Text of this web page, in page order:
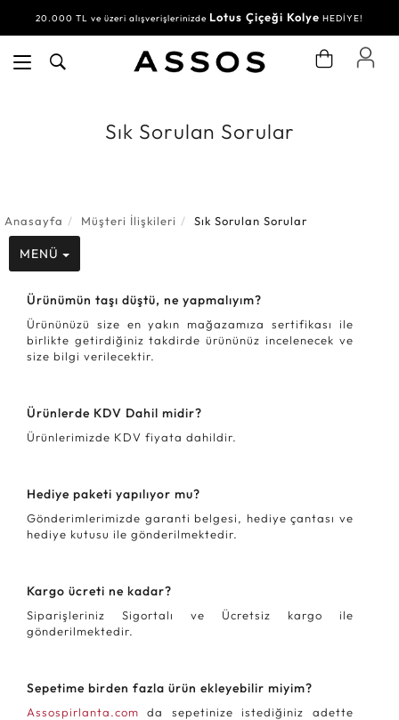
20.000 TL ve üzeri alışverişlerinizde Lotus Çiçeği Kolye HEDİYE!
Sık Sorulan Sorular
Anasayfa Müşteri İlişkileri Sık Sorulan Sorular
MENÜ
Ürünümün taşı düştü, ne yapmalıyım?
Ürününüzü size en yakın mağazamıza sertifikası ile
birlikte getirdiğiniz takdirde ürününüz incelenecek ve
size bilgi verilecektir.
Ürünlerde KDV Dahil midir?
Ürünlerimizde KDV fiyata dahildir.
Hediye paketi yapılıyor mu?
Gönderimlerimizde garanti belgesi, hediye çantası ve
hediye kutusu ile gönderilmektedir.
Kargo ücreti ne kadar?
Siparişleriniz Sigortalı ve Ücretsiz kargo ile
gönderilmektedir.
Sepetime birden fazla ürün ekleyebilir miyim?
Assospirlanta.com da sepetinize istediğiniz adette